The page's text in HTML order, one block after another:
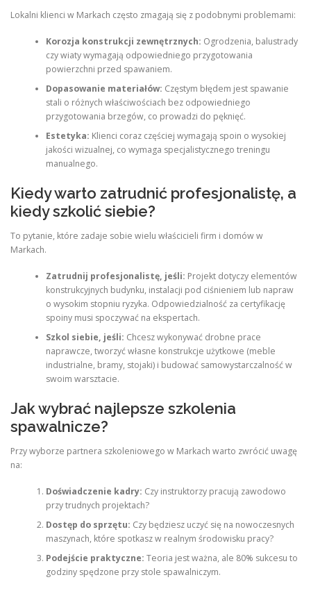
Lokalni klienci w Markach często zmagają się z podobnymi problemami:
Korozja konstrukcji zewnętrznych: Ogrodzenia, balustrady
czy wiaty wymagają odpowiedniego przygotowania
powierzchni przed spawaniem.
Dopasowanie materiałów: Częstym błędem jest spawanie
stali o różnych właściwościach bez odpowiedniego
przygotowania brzegów, co prowadzi do pęknięć.
Estetyka: Klienci coraz częściej wymagają spoin o wysokiej
jakości wizualnej, co wymaga specjalistycznego treningu
manualnego.
Kiedy warto zatrudnić profesjonalistę, a
kiedy szkolić siebie?
To pytanie, które zadaje sobie wielu właścicieli firm i domów w
Markach.
Zatrudnij profesjonalistę, jeśli: Projekt dotyczy elementów
konstrukcyjnych budynku, instalacji pod ciśnieniem lub napraw
o wysokim stopniu ryzyka. Odpowiedzialność za certyfikację
spoiny musi spoczywać na ekspertach.
Szkol siebie, jeśli: Chcesz wykonywać drobne prace
naprawcze, tworzyć własne konstrukcje użytkowe (meble
industrialne, bramy, stojaki) i budować samowystarczalność w
swoim warsztacie.
Jak wybrać najlepsze szkolenia
spawalnicze?
Przy wyborze partnera szkoleniowego w Markach warto zwrócić uwagę
na:
Doświadczenie kadry: Czy instruktorzy pracują zawodowo
przy trudnych projektach?
Dostęp do sprzętu: Czy będziesz uczyć się na nowoczesnych
maszynach, które spotkasz w realnym środowisku pracy?
Podejście praktyczne: Teoria jest ważna, ale 80% sukcesu to
godziny spędzone przy stole spawalniczym.